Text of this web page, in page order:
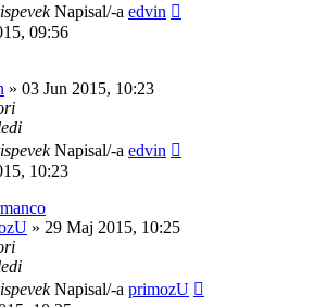
Napisal/-a edvin
09:56
» 03 Jun 2015, 10:23
Napisal/-a edvin
10:23
» 29 Maj 2015, 10:25
Napisal/-a primozU